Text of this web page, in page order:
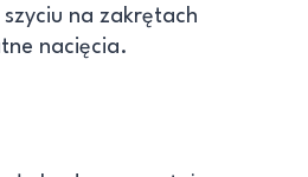
na zakrętach
nacięcia.